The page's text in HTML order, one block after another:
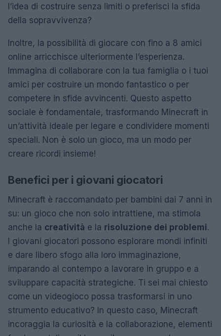
l’idea di costruire senza limiti o preferisci la sfida
della sopravvivenza?
Inoltre, la possibilità di giocare con fino a 8 amici
online arricchisce ulteriormente l’esperienza.
Immagina di collaborare con la tua famiglia o i tuoi
amici per costruire un mondo fantastico o per
competere in sfide avvincenti. Questo aspetto
sociale è fondamentale, trasformando Minecraft in
un’attività ideale per legare e condividere momenti
speciali. Non è solo un gioco, ma un modo per
creare ricordi insieme!
Benefici per i giovani giocatori
Minecraft è raccomandato per bambini dai 7 anni in
su: un gioco che non solo intrattiene, ma stimola
anche la creatività e la risoluzione dei problemi.
I giovani giocatori possono esplorare mondi infiniti
e dare libero sfogo alla loro immaginazione,
imparando al contempo a lavorare in gruppo e a
sviluppare capacità strategiche. Ti sei mai chiesto
come un videogioco possa trasformarsi in uno
strumento educativo? In questo caso, Minecraft
incoraggia la curiosità e la collaborazione, elementi